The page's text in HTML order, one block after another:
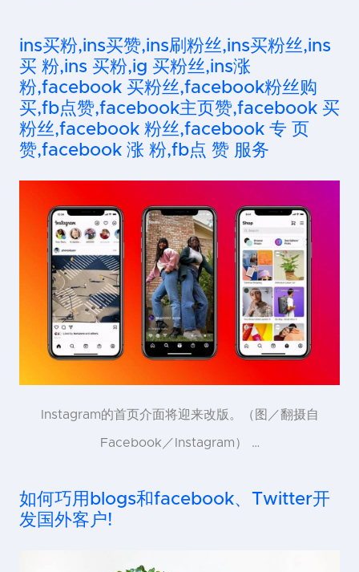
ins买粉,ins买赞,ins刷粉丝,ins买粉丝,ins
买 粉,ins 买粉,ig 买粉丝,ins涨
粉,facebook 买粉丝,facebook粉丝购
买,fb点赞,facebook主页赞,facebook 买
粉丝,facebook 粉丝,facebook 专 页
赞,facebook 涨 粉,fb点 赞 服务
Instagram的首页介面将迎来改版。（图／翻摄自
Facebook／Instagram） …
如何巧用blogs和facebook、Twitter开
发国外客户!